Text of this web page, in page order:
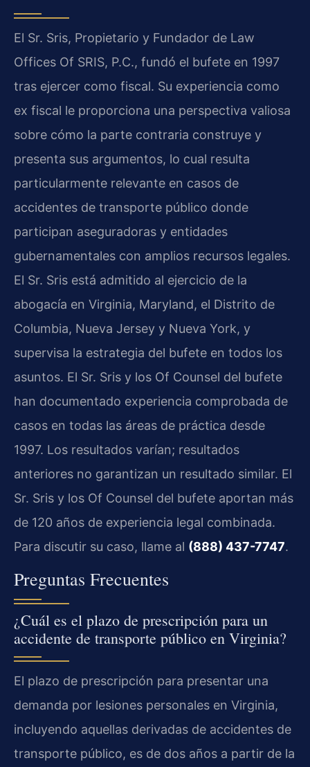
El Sr. Sris, Propietario y Fundador de Law
Offices Of SRIS, P.C., fundó el bufete en 1997
tras ejercer como fiscal. Su experiencia como
ex fiscal le proporciona una perspectiva valiosa
sobre cómo la parte contraria construye y
presenta sus argumentos, lo cual resulta
particularmente relevante en casos de
accidentes de transporte público donde
participan aseguradoras y entidades
gubernamentales con amplios recursos legales.
El Sr. Sris está admitido al ejercicio de la
abogacía en Virginia, Maryland, el Distrito de
Columbia, Nueva Jersey y Nueva York, y
supervisa la estrategia del bufete en todos los
asuntos. El Sr. Sris y los Of Counsel del bufete
han documentado experiencia comprobada de
casos en todas las áreas de práctica desde
1997. Los resultados varían; resultados
anteriores no garantizan un resultado similar. El
Sr. Sris y los Of Counsel del bufete aportan más
de 120 años de experiencia legal combinada.
Para discutir su caso, llame al (888) 437-7747.
Preguntas Frecuentes
¿Cuál es el plazo de prescripción para un
accidente de transporte público en Virginia?
El plazo de prescripción para presentar una
demanda por lesiones personales en Virginia,
incluyendo aquellas derivadas de accidentes de
transporte público, es de dos años a partir de la